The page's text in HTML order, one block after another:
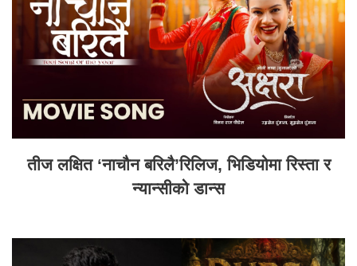
तीज लक्षित ‘नाचौन बरिलै’रिलिज, भिडियोमा रिस्ता र
न्यान्सीको डान्स